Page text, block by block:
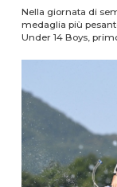
Nella giornata di
medaglia più
Under 14 Boys,